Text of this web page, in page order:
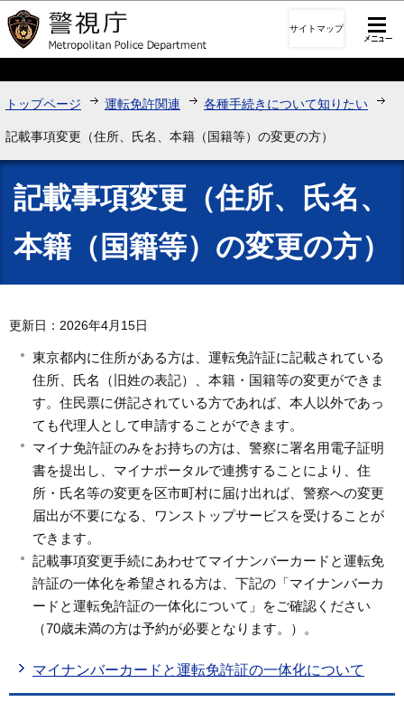
このページの本文へ移動
サイトマップ
トップページ 運転免許関連 各種手続きについて知りたい
記載事項変更（住所、氏名、本籍（国籍等）の変更の方）
記載事項変更（住所、氏名、
本籍（国籍等）の変更の方）
更新日：2026年4月15日
東京都内に住所がある方は、運転免許証に記載されている
住所、氏名（旧姓の表記）、本籍・国籍等の変更ができま
す。住民票に併記されている方であれば、本人以外であっ
ても代理人として申請することができます。
マイナ免許証のみをお持ちの方は、警察に署名用電子証明
書を提出し、マイナポータルで連携することにより、住
所・氏名等の変更を区市町村に届け出れば、警察への変更
届出が不要になる、ワンストップサービスを受けることが
できます。
記載事項変更手続にあわせてマイナンバーカードと運転免
許証の一体化を希望される方は、下記の「マイナンバーカ
ードと運転免許証の一体化について」をご確認ください
（70歳未満の方は予約が必要となります。）。
マイナンバーカードと運転免許証の一体化について